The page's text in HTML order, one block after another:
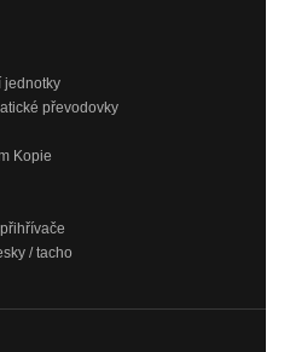
jednotky
převodovky
Kopie
/ tacho